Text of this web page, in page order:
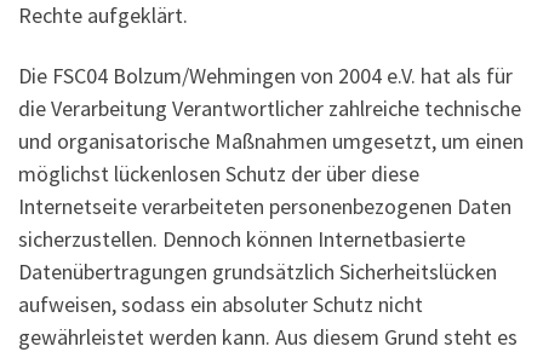
Rechte aufgeklärt.
Die FSC04 Bolzum/Wehmingen von 2004 e.V. hat als für
die Verarbeitung Verantwortlicher zahlreiche technische
und organisatorische Maßnahmen umgesetzt, um einen
möglichst lückenlosen Schutz der über diese
Internetseite verarbeiteten personenbezogenen Daten
sicherzustellen. Dennoch können Internetbasierte
Datenübertragungen grundsätzlich Sicherheitslücken
aufweisen, sodass ein absoluter Schutz nicht
gewährleistet werden kann. Aus diesem Grund steht es